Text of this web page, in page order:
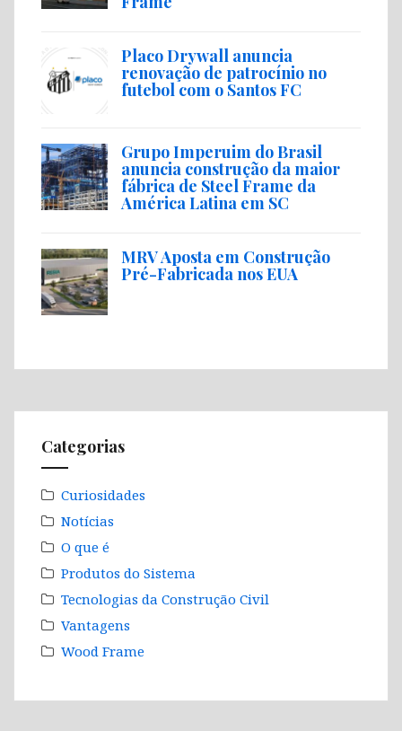
Placo Drywall anuncia
renovação de patrocínio no
futebol com o Santos FC
Grupo Imperuim do Brasil
anuncia construção da maior
fábrica de Steel Frame da
América Latina em SC
MRV Aposta em Construção
Pré-Fabricada nos EUA
Categorias
Curiosidades
Notícias
O que é
Produtos do Sistema
Tecnologias da Construção Civil
Vantagens
Wood Frame